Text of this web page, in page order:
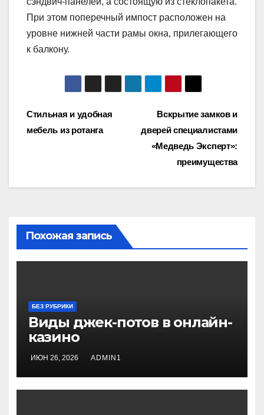
При этом поперечный импост расположен на
уровне нижней части рамы окна, прилегающего
к балкону.
Навигация
Вскрытие замков и
дверей специалистами
«Медведь Эксперт»:
преимущества
Стильная и удобная
мебель из ротанга
Похожая запись
БЕЗ РУБРИКИ
Виды джек-потов в онлайн-
казино
ИЮН 26, 2026 ADMIN1